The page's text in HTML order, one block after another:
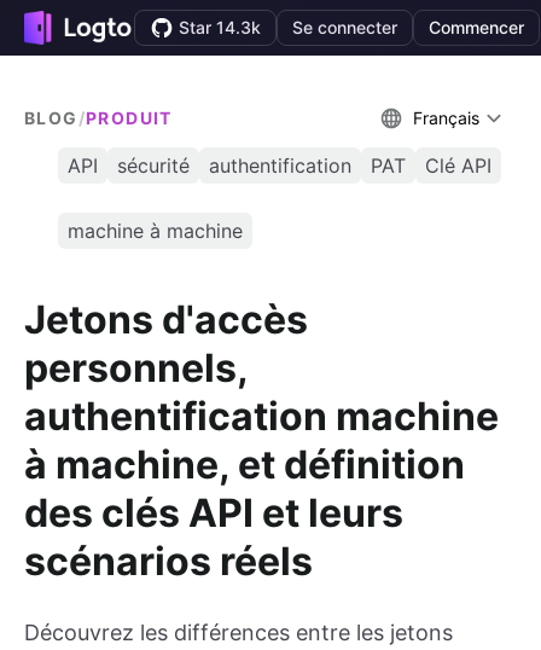
Star 14.3k Se connecter Commencer
BLOG /PRODUIT Français
API sécurité authentification PAT Clé API
machine à machine
Jetons d'accès
personnels,
authentification machine
à machine, et définition
des clés API et leurs
scénarios réels
Découvrez les différences entre les jetons